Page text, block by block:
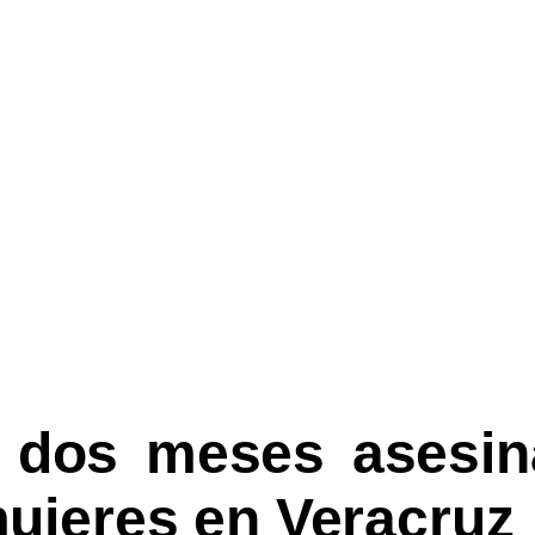
dos meses
en Veracruz